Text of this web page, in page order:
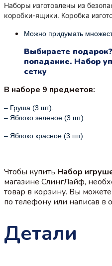
Наборы изготовлены из
коробки-ящики. Коробка
Можно придумать
Выбираете
попадание. Набор
сетку
В наборе 9 предметов:
– Груша (3 шт).
– Яблоко зеленое (3 шт)
– Яблоко красное (3 шт)
Чтобы купить Набор
магазине СлингЛайф,
товар в корзину. Вы
по телефону или написав в
Детали